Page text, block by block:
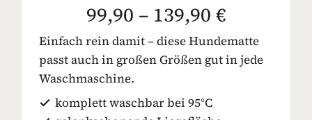
99,90 – 139,90 €
Einfach rein damit – diese Hundematte
passt auch in großen Größen gut in jede
Waschmaschine.
komplett waschbar bei 95°C